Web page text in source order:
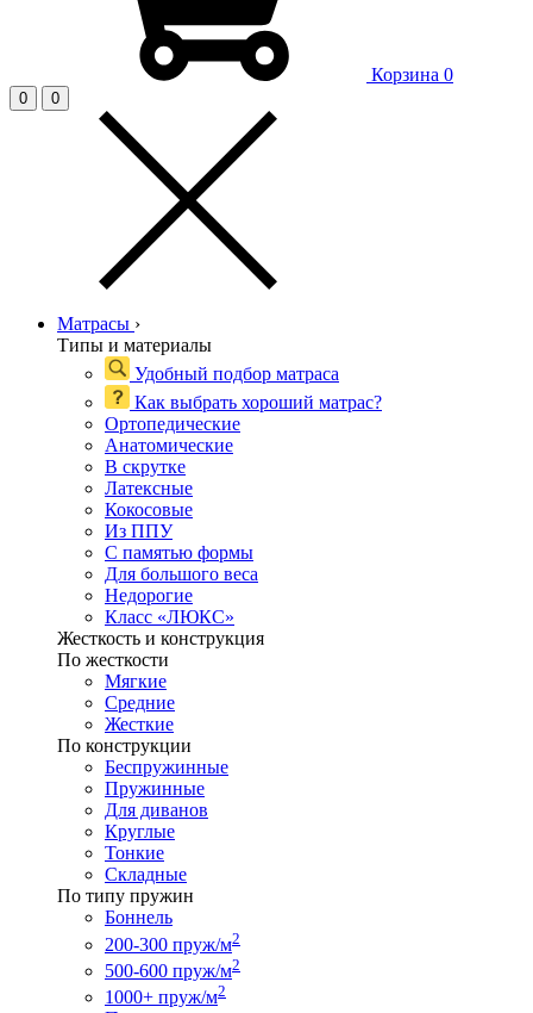
Корзина 0
0 0
Матрасы ›
Типы и материалы
Удобный подбор матраса
Как выбрать хороший матрас?
Ортопедические
Анатомические
В скрутке
Латексные
Кокосовые
Из ППУ
С памятью формы
Для большого веса
Недорогие
Класс «ЛЮКС»
Жесткость и конструкция
По жесткости
Мягкие
Средние
Жесткие
По конструкции
Беспружинные
Пружинные
Для диванов
Круглые
Тонкие
Складные
По типу пружин
Боннель
200-300 пруж/м2
500-600 пруж/м2
1000+ пруж/м2